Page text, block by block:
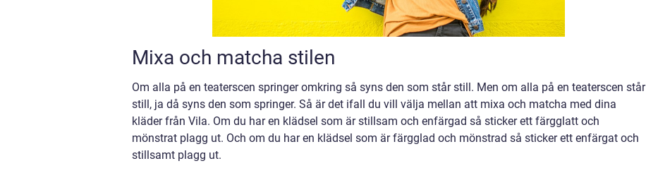
Mixa och matcha stilen
Om alla på en teaterscen springer omkring så syns den som står still. Men om alla på en teaterscen står
still, ja då syns den som springer. Så är det ifall du vill välja mellan att mixa och matcha med dina
kläder från Vila. Om du har en klädsel som är stillsam och enfärgad så sticker ett färgglatt och
mönstrat plagg ut. Och om du har en klädsel som är färgglad och mönstrad så sticker ett enfärgat och
stillsamt plagg ut.